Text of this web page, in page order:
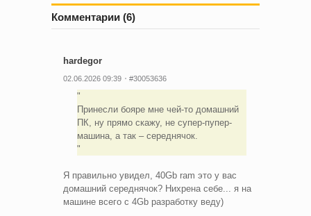
Комментарии (6)
hardegor
02.06.2026 09:39 #30053636
Принесли бояре мне чей-то домашний
ПК, ну прямо скажу, не супер-пупер-
машина, а так – середнячок.
Я правильно увидел, 40Gb ram это у вас
домашний середнячок? Нихрена себе... я на
машине всего с 4Gb разработку веду)